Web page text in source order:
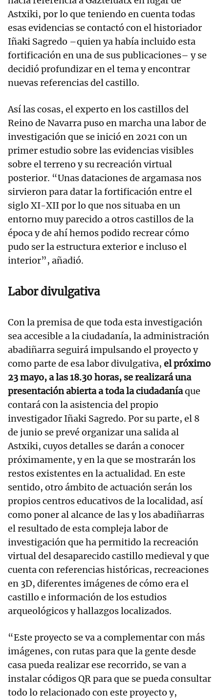
Astxiki, por lo que teniendo en cuenta todas
esas evidencias se contactó con el historiador
Iñaki Sagredo –quien ya había incluido esta
fortificación en una de sus publicaciones– y se
decidió profundizar en el tema y encontrar
nuevas referencias del castillo.
Así las cosas, el experto en los castillos del
Reino de Navarra puso en marcha una labor de
investigación que se inició en 2021 con un
primer estudio sobre las evidencias visibles
sobre el terreno y su recreación virtual
posterior. “Unas dataciones de argamasa nos
sirvieron para datar la fortificación entre el
siglo XI-XII por lo que nos situaba en un
entorno muy parecido a otros castillos de la
época y de ahí hemos podido recrear cómo
pudo ser la estructura exterior e incluso el
interior”, añadió.
Labor divulgativa
Con la premisa de que toda esta investigación
sea accesible a la ciudadanía, la administración
abadiñarra seguirá impulsando el proyecto y
como parte de esa labor divulgativa, el próximo
23 mayo, a las 18.30 horas, se realizará una
presentación abierta a toda la ciudadaníaque
contará con la asistencia del propio
investigador Iñaki Sagredo. Por su parte, el 8
de junio se prevé organizar una salida al
Astxiki, cuyos detalles se darán a conocer
próximamente, y en la que se mostrarán los
restos existentes en la actualidad. En este
sentido, otro ámbito de actuación serán los
propios centros educativos de la localidad, así
como poner al alcance de las y los abadiñarras
el resultado de esta compleja labor de
investigación que ha permitido la recreación
virtual del desaparecido castillo medieval y que
cuenta con referencias históricas, recreaciones
en 3D, diferentes imágenes de cómo era el
castillo e información de los estudios
arqueológicos y hallazgos localizados.
“Este proyecto se va a complementar con más
imágenes, con rutas para que la gente desde
casa pueda realizar ese recorrido, se van a
instalar códigos QR para que se pueda consultar
todo lo relacionado con este proyecto y,